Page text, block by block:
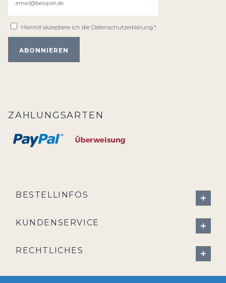
Hiermit akzeptiere ich die Datenschutzerklärung.*
ZAHLUNGSARTEN
BESTELLINFOS
KUNDENSERVICE
RECHTLICHES